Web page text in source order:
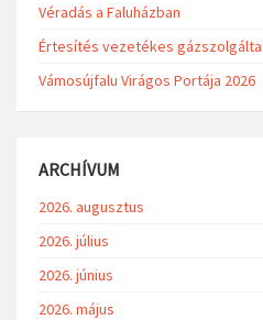
Véradás a Faluházban
Értesítés vezetékes
Vámosújfalu Virágos Portája 2026
ARCHÍVUM
2026. augusztus
2026. július
2026. június
2026. május